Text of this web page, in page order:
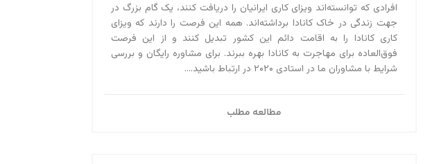
افرادی که توانسته‌اند ویزای کاری ایرانیان را دریافت کنند، یک گام بزرگ در
جهت زندگی در خاک کانادا برداشته‌اند. همه این فرصت را دارند که ویزای
کاری کانادا را به اقامت دائم این کشور تبدیل کنند و از این فرصت
فوق‌العاده برای مهاجرت به کانادا بهره ببرند. برای مشاوره رایگان و بررسی
شرایط با مشاوران ما در استادی ۲۰۲۰ در ارتباط باشید....
مطالعه مطلب